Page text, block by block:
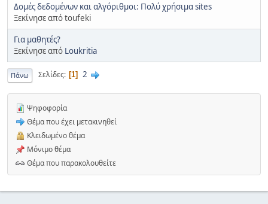
Δομές δεδομένων και αλγόριθμοι: Πολύ χρήσιμα sites
Ξεκίνησε από toufeki
Για μαθητές?
Ξεκίνησε από Loukritia
Πάνω Σελίδες 1 2
Ψηφοφορία
Θέμα που έχει μετακινηθεί
Κλειδωμένο θέμα
Μόνιμο θέμα
Θέμα που παρακολουθείτε